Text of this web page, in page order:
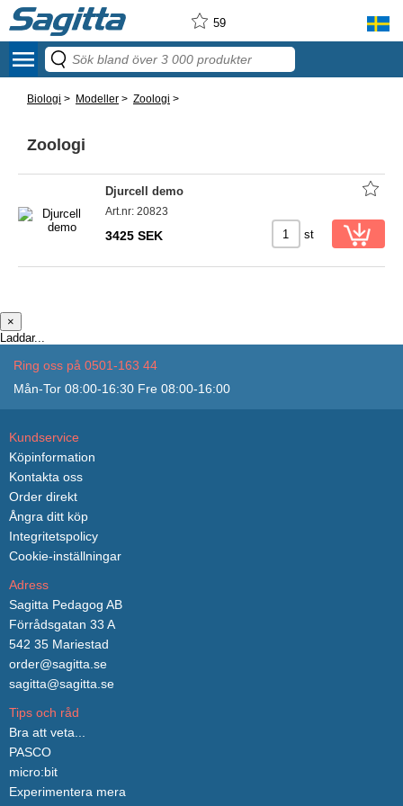
59
menu
Biologi > Modeller > Zoologi >
Zoologi
Djurcell demo
Art.nr: 20823
3425 SEK st
×
Laddar...
Ring oss på 0501-163 44
Mån-Tor 08:00-16:30 Fre 08:00-16:00
Kundservice
Köpinformation
Kontakta oss
Order direkt
Ångra ditt köp
Integritetspolicy
Cookie-inställningar
Adress
Sagitta Pedagog AB
Förrådsgatan 33 A
542 35 Mariestad
order@sagitta.se
sagitta@sagitta.se
Tips och råd
Bra att veta...
PASCO
micro:bit
Experimentera mera